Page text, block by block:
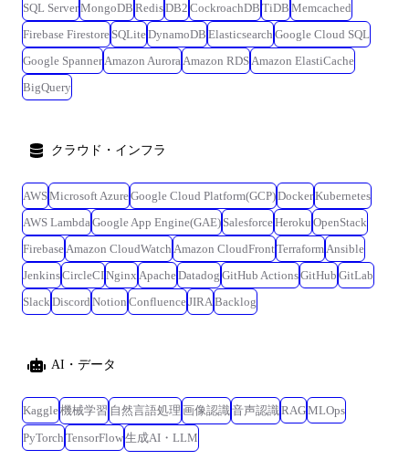
SQL ServerMongoDB RedisDB2 CockroachDB TiDB Memcached
Firebase Firestore SQLiteDynamoDB Elasticsearch Google Cloud SQL
Google SpannerAmazon AuroraAmazon RDSAmazon ElastiCache
BigQuery
クラウド・インフラ
AWSMicrosoft AzureGoogle Cloud Platform(GCP)DockerKubernetes
AWS LambdaGoogle App Engine(GAE) SalesforceHeroku OpenStack
FirebaseAmazon CloudWatch Amazon CloudFrontTerraformAnsible
JenkinsCircleCINginx ApacheDatadog GitHub ActionsGitHub GitLab
SlackDiscord Notion ConfluenceJIRABacklog
AI・データ
Kaggle機械学習 自然言語処理 画像認識音声認識RAGMLOps
PyTorch TensorFlow生成AI・LLM